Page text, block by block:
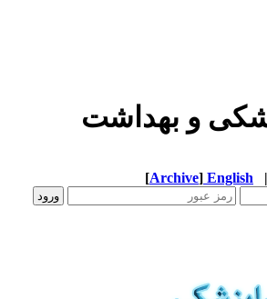
و بهداشت
English
[Archive]